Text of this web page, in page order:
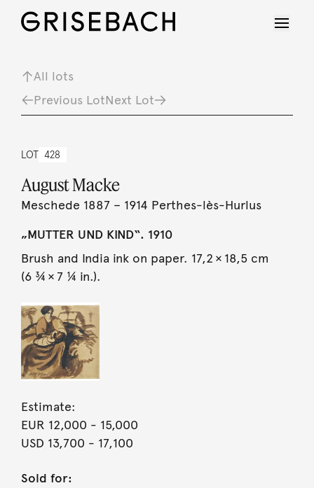
All lots
Previous LotNext Lot
LOT 428
August Macke
Meschede 1887 – 1914 Perthes-lès-Hurlus
„MUTTER UND KIND“. 1910
Brush and India ink on paper. 17,2 × 18,5 cm
(6 ¾ × 7 ¼ in.).
Estimate:
EUR 12,000 - 15,000
USD 13,700 - 17,100
Sold for: